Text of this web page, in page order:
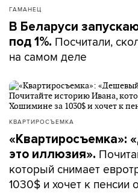
ГАМАНЕЦ
В Беларуси
под 1%. Посчитали,
на самом деле
КВАРТИРОСЪЕМКА
«Квартиросъемка»:
это иллюзия».
который снимает
1030$ и хочет к пенсии